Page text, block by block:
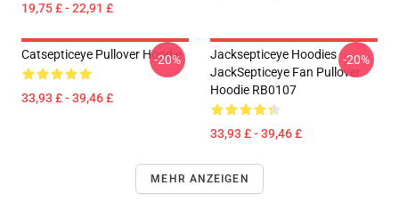
19,75 £ - 22,91 £
Catsepticeye Pullover Hoodie
33,93 £ - 39,46 £
-20%
Jacksepticeye Hoodies -
JackSepticeye Fan Pullover
Hoodie RB0107
33,93 £ - 39,46 £
-20%
MEHR ANZEIGEN